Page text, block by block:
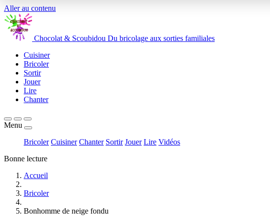
Aller au contenu
Chocolat & Scoubidou Du bricolage aux sorties familiales
Cuisiner
Bricoler
Sortir
Jouer
Lire
Chanter
Menu
Bricoler Cuisiner Chanter Sortir Jouer Lire Vidéos
Bonne lecture
Accueil
Bricoler
Bonhomme de neige fondu